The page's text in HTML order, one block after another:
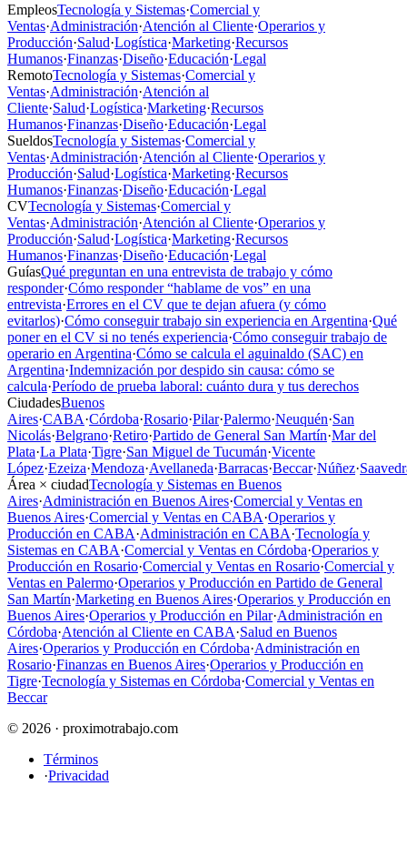
EmpleosTecnología y Sistemas·Comercial y
Ventas·Administración·Atención al Cliente·Operarios y
Producción·Salud·Logística·Marketing·Recursos
Humanos·Finanzas·Diseño·Educación·Legal
RemotoTecnología y Sistemas·Comercial y
Ventas·Administración·Atención al
Cliente·Salud·Logística·Marketing·Recursos
Humanos·Finanzas·Diseño·Educación·Legal
SueldosTecnología y Sistemas·Comercial y
Ventas·Administración·Atención al Cliente·Operarios y
Producción·Salud·Logística·Marketing·Recursos
Humanos·Finanzas·Diseño·Educación·Legal
CVTecnología y Sistemas·Comercial y
Ventas·Administración·Atención al Cliente·Operarios y
Producción·Salud·Logística·Marketing·Recursos
Humanos·Finanzas·Diseño·Educación·Legal
GuíasQué preguntan en una entrevista de trabajo y cómo
responder·Cómo responder “hablame de vos” en una
entrevista·Errores en el CV que te dejan afuera (y cómo
evitarlos)·Cómo conseguir trabajo sin experiencia en Argentina·Qué
poner en el CV si no tenés experiencia·Cómo conseguir trabajo de
operario en Argentina·Cómo se calcula el aguinaldo (SAC) en
Argentina·Indemnización por despido sin causa: cómo se
calcula·Período de prueba laboral: cuánto dura y tus derechos
CiudadesBuenos
Aires·CABA·Córdoba·Rosario·Pilar·Palermo·Neuquén·San
Nicolás·Belgrano·Retiro·Partido de General San Martín·Mar del
Plata·La Plata·Tigre·San Miguel de Tucumán·Vicente
López·Ezeiza·Mendoza·Avellaneda·Barracas·Beccar·Núñez·
Área × ciudadTecnología y Sistemas en Buenos
Aires·Administración en Buenos Aires·Comercial y Ventas en
Buenos Aires·Comercial y Ventas en CABA·Operarios y
Producción en CABA·Administración en CABA·Tecnología y
Sistemas en CABA·Comercial y Ventas en Córdoba·Operarios y
Producción en Rosario·Comercial y Ventas en Rosario·Comercial y
Ventas en Palermo·Operarios y Producción en Partido de General
San Martín·Marketing en Buenos Aires·Operarios y Producción en
Buenos Aires·Operarios y Producción en Pilar·Administración en
Córdoba·Atención al Cliente en CABA·Salud en Buenos
Aires·Operarios y Producción en Córdoba·Administración en
Rosario·Finanzas en Buenos Aires·Operarios y Producción en
Tigre·Tecnología y Sistemas en Córdoba·Comercial y Ventas en
Beccar
© 2026 · proximotrabajo.com
Términos
·Privacidad